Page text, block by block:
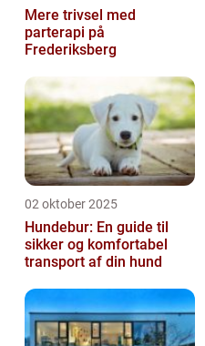
Mere trivsel med
parterapi på
Frederiksberg
02 oktober 2025
Hundebur: En guide til
sikker og komfortabel
transport af din hund